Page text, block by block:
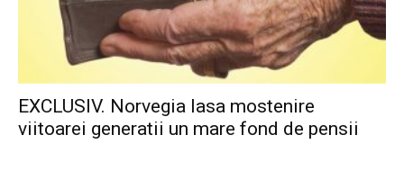
EXCLUSIV. Norvegia lasa mostenire
viitoarei generatii un mare fond de pensii